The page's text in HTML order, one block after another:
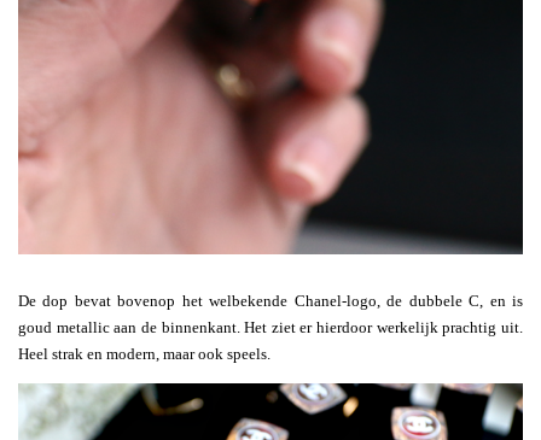
De dop bevat bovenop het welbekende Chanel-logo, de dubbele C, en is
goud metallic aan de binnenkant. Het ziet er hierdoor werkelijk prachtig uit.
Heel strak en modern, maar ook speels.